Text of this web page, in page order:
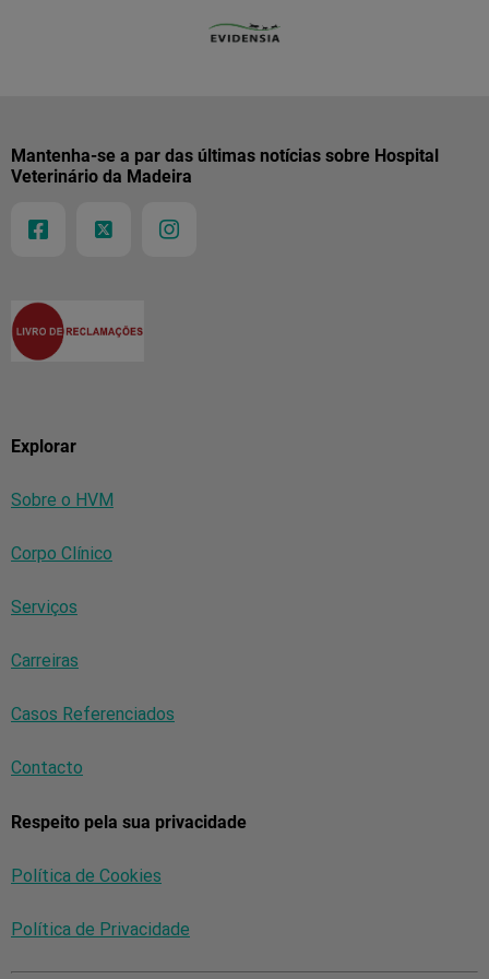
Explorar
Sobre o HVM
Corpo Clínico
Serviços
Carreiras
Casos Referenciados
Contacto
Respeito pela sua privacidade
Política de Cookies
Política de Privacidade
Mantenha-se a par das últimas notícias sobre Hospital
Veterinário da Madeira